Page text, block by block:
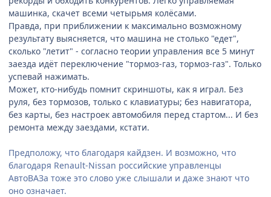
машинка, скачет всеми четырьмя колёсами.
Правда, при приближении к максимально возможному
результату выясняется, что машина не столько "едет",
сколько "летит" - согласно теории управления все 5 минут
заезда идёт переключение "тормоз-газ, тормоз-газ". Только
успевай нажимать.
Может, кто-нибудь помнит скриншоты, как я играл. Без
руля, без тормозов, только с клавиатуры; без навигатора,
без карты, без настроек автомобиля перед стартом... И без
ремонта между заездами, кстати.
Предположу, что благодаря кайдзен. И возможно, что
благодаря Renault-Nissan российские управленцы
АвтоВАЗа тоже это слово уже слышали и даже знают что
оно означает.